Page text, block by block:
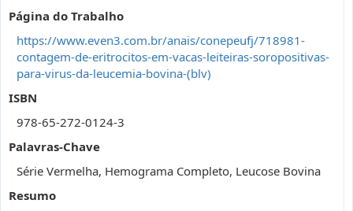
Página do Trabalho
https://www.even3.com.br/anais/conepeufj/718981-
contagem-de-eritrocitos-em-vacas-leiteiras-soropositivas-
para-virus-da-leucemia-bovina-(blv)
ISBN
978-65-272-0124-3
Palavras-Chave
Série Vermelha, Hemograma Completo, Leucose Bovina
Resumo